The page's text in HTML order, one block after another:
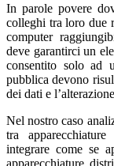
In parole povere
colleghi tra loro due
computer
deve garantirci un
consentito solo ad
pubblica devono
dei dati e
Nel nostro caso
tra
integrare come se
apparecchiature